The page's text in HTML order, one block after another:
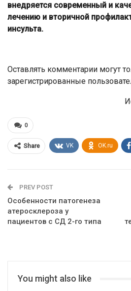
внедряется современный и
лечению и вторичной
инсульта.
Оставлять комментарии могут
зарегистрированные
0
Share VK OK.ru
PREV POST
Особенности патогенеза
атеросклероза у
пациентов с СД 2-го типа
You might also like